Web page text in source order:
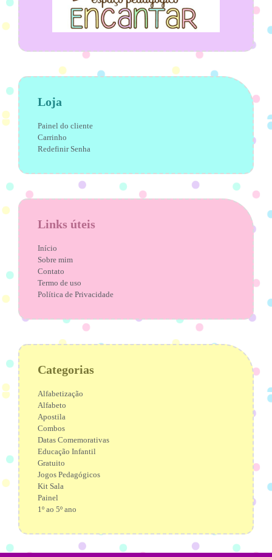
Loja
Painel do cliente
Carrinho
Redefinir Senha
Links úteis
Início
Sobre mim
Contato
Termo de uso
Política de Privacidade
Categorias
Alfabetização
Alfabeto
Apostila
Combos
Datas Comemorativas
Educação Infantil
Gratuito
Jogos Pedagógicos
Kit Sala
Painel
1º ao 5º ano